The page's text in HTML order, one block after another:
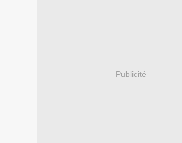
Publicité